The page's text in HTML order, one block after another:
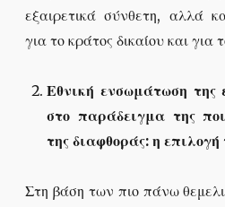
εξαιρετικά σύνθετη, αλλά
για το κράτος δικαίου και για
Εθνική ενσωμάτωση της
στο παράδειγμα της
της διαφθοράς: η
Στη βάση των πιο πάνω